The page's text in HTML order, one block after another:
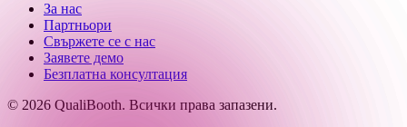
За нас
Партньори
Свържете се с нас
Заявете демо
Безплатна консултация
© 2026 QualiBooth. Всички права запазени.